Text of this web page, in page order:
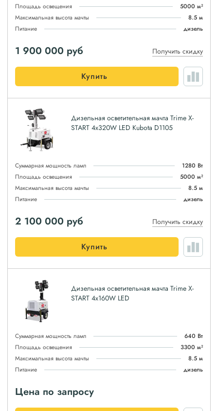
Площадь освещения
5000 м²
Максимальная высота мачты
8.5 м
Питание
дизель
1 900 000 руб Получить скидку
Купить
Дизельная осветительная мачта Trime X-
START 4x320W LED Kubota D1105
Суммарная мощность ламп
1280 Вт
Площадь освещения
5000 м²
Максимальная высота мачты
8.5 м
Питание
дизель
2 100 000 руб Получить скидку
Купить
Дизельная осветительная мачта Trime X-
START 4x160W LED
Суммарная мощность ламп
640 Вт
Площадь освещения
3300 м²
Максимальная высота мачты
8.5 м
Питание
дизель
Цена по запросу